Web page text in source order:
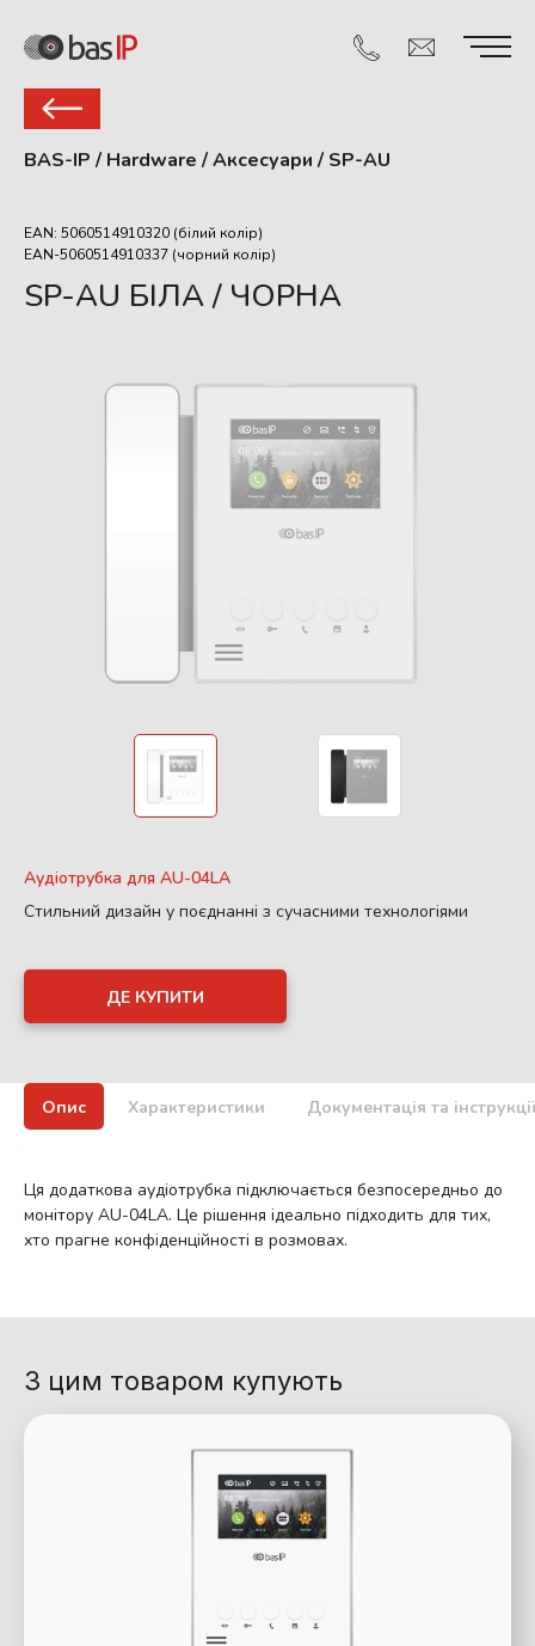
BAS-IP / Hardware /Аксесуари / SP-AU
EAN: 5060514910320 (білий колір)
EAN-5060514910337 (чорний колір)
SP-AU БІЛА / ЧОРНА
Аудіотрубка для AU-04LA
Стильний дизайн у поєднанні з сучасними технологіями
ДЕ КУПИТИ
Опис Характеристики Документація та
Ця додаткова аудіотрубка підключається безпосередньо до
монітору AU-04LA. Це рішення ідеально підходить для тих,
хто прагне конфіденційності в розмовах.
З цим товаром купують